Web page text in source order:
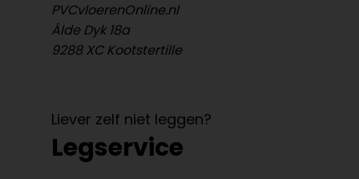
PVCvloerenOnline.nl
Âlde Dyk 18a
9288 XC Kootstertille
Liever zelf niet leggen?
Legservice